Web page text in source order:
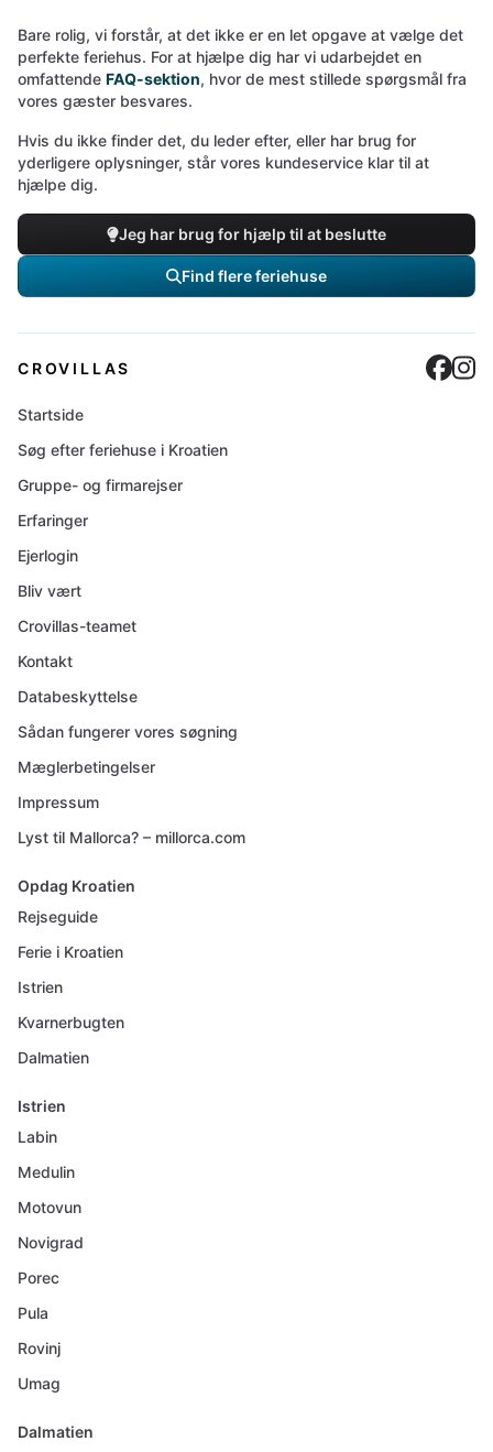
Bare rolig, vi forstår, at det ikke er en let opgave at vælge det
perfekte feriehus. For at hjælpe dig har vi udarbejdet en
omfattende FAQ-sektion, hvor de mest stillede spørgsmål fra
vores gæster besvares.
Hvis du ikke finder det, du leder efter, eller har brug for
yderligere oplysninger, står vores kundeservice klar til at
hjælpe dig.
Jeg har brug for hjælp til at beslutte
Find flere feriehuse
CROVILLAS
Startside
Søg efter feriehuse i Kroatien
Gruppe- og firmarejser
Erfaringer
Ejerlogin
Bliv vært
Crovillas-teamet
Kontakt
Databeskyttelse
Sådan fungerer vores søgning
Mæglerbetingelser
Impressum
Lyst til Mallorca? – millorca.com
Opdag Kroatien
Rejseguide
Ferie i Kroatien
Istrien
Kvarnerbugten
Dalmatien
Istrien
Labin
Medulin
Motovun
Novigrad
Porec
Pula
Rovinj
Umag
Dalmatien